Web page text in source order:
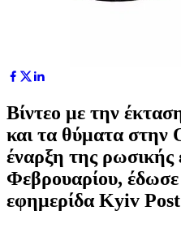
Βίντεο με την
και τα θύματα στην
έναρξη της ρωσικής
Φεβρουαρίου,
εφημερίδα Kyiv